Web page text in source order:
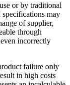
or by traditional
may
of supplier,
through
incorrectly
failure only
in high costs